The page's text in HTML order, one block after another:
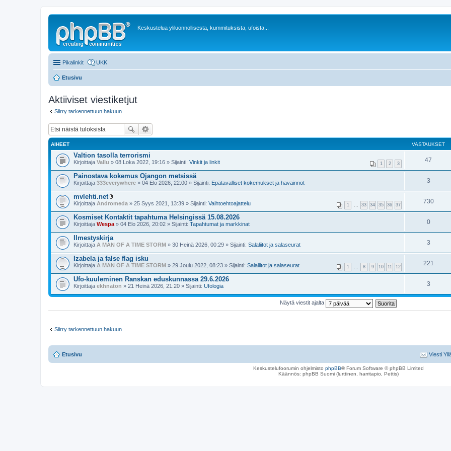
Keskustelua yliluonnollisesta, kummituksista, ufoista...
Pikalinkit UKK
Etusivu
Aktiiviset viestiketjut
Siirry tarkennettuun hakuun
AIHEET VASTAUKSET
Valtion tasolla terrorismi
1 2 3
Kirjoittaja Vallu » 08 Loka 2022, 19:16 » Sijainti: Vinkit ja linkit 47
Painostava kokemus Ojangon metsissä
Kirjoittaja 333everywhere » 04 Elo 2026, 22:00 » Sijainti: Epätavalliset kokemukset ja havainnot 3
mvlehti.net
l
i
t
t
e
t
1 33 34 35 36 37
Kirjoittaja Andromeda » 25 Syys 2021, 13:39 » Sijainti: Vaihtoehtoajattelu 730
Kosmiset Kontaktit tapahtuma Helsingissä 15.08.2026
Kirjoittaja Wespa » 04 Elo 2026, 20:02 » Sijainti: Tapahtumat ja markkinat 0
Ilmestyskirja
Kirjoittaja A MAN OF A TIME STORM » 30 Heinä 2026, 00:29 » Sijainti: Salaliitot ja salaseurat 3
Izabela ja false flag isku
1 8 9 10 11 12
Kirjoittaja A MAN OF A TIME STORM » 29 Joulu 2022, 08:23 » Sijainti: Salaliitot ja salaseurat 221
Ufo-kuuleminen Ranskan eduskunnassa 29.6.2026
Kirjoittaja ekhnaton » 21 Heinä 2026, 21:20 » Sijainti: Ufologia 3
Näytä viestit ajalta
Siirry tarkennettuun hakuun
Etusivu Viesti
Keskustelufoorumin ohjelmisto phpBB® Forum Software © phpBB Limited
Käännös: phpBB Suomi (lurttinen, harritapio, Pettis)